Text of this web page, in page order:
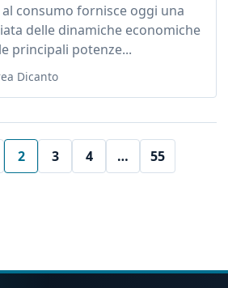
al consumo fornisce oggi una
delle dinamiche economiche
principali potenze...
Dicanto
2 3 4 …
55